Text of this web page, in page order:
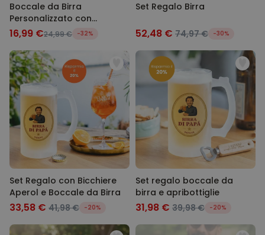
Boccale da Birra
Personalizzato con
Incisione
16,99 €24,99 € -32%
Set Regalo Birra
52,48 € 74,97 € -30%
Set Regalo con Bicchiere
Aperol e Boccale da Birra
33,58 € 41,98 € -20%
Set regalo boccale da
birra e apribottiglie
31,98 € 39,98 € -20%